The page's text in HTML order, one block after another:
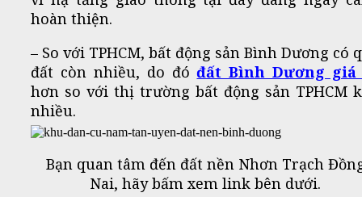
hoàn thiện.
– So với TPHCM, bất động sản Bình Dương có
đất còn nhiều, do đóđất Bình Dương giá
hơn so với thị trường bất động sản TPHCM
nhiều.
Bạn quan tâm đến đất nền Nhơn Trạch
Nai, hãy bấm xem link bên dưới.